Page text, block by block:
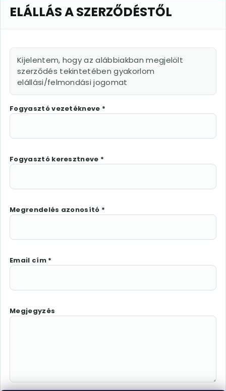
ELÁLLÁS A SZERZŐDÉSTŐL
Kijelentem, hogy az alábbiakban megjelölt
szerződés tekintetében gyakorlom
elállási/felmondási jogomat
Fogyasztó vezetékneve *
Fogyasztó keresztneve *
Megrendelés azonosító *
Email cím *
Megjegyzés